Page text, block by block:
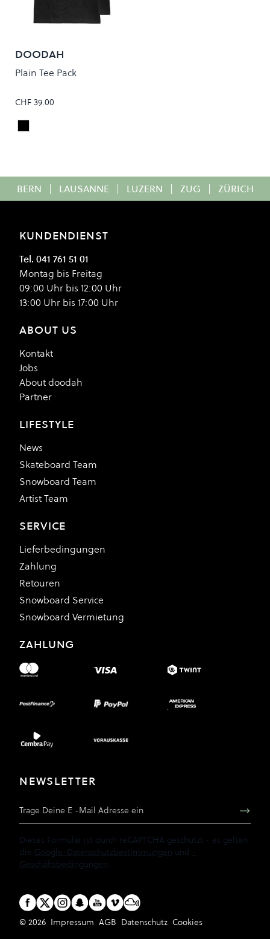
DOODAH
Plain Tee Pack
CHF 39.00
Colour
Black
BERN | LAUSANNE | LUZERN | ZUG | ZÜRICH
KUNDENDIENST
Tel. 041 761 51 01
Montag bis Freitag
09:00 Uhr bis 12:00 Uhr
13:00 Uhr bis 17:00 Uhr
ABOUT US
Kontakt
Jobs
About doodah
Partner
LIFESTYLE
News
Skateboard Team
Snowboard Team
Artist Team
SERVICE
Lieferbedingungen
Zahlung
Retouren
Snowboard Service
Snowboard Vermietung
ZAHLUNG
NEWSLETTER
Dieses Formular ist durch reCAPTCHA geschützt - es gelten
die Google-Datenschutzbestimmungen und -
Geschäftsbedingungen.
© 2026 Impressum AGB Datenschutz Cookies